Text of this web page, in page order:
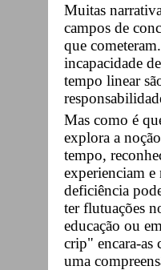
Muitas
campos de
que
incapacidade
tempo linear
Mas como é
explora a
tempo,
experienciam
deficiência
ter flutuações
educação ou
crip" encara-as
uma